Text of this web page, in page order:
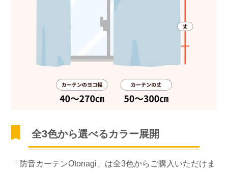
全3色から選べるカラー展開
「防音カーテンOtonagi」は全3色からご購入いただけま